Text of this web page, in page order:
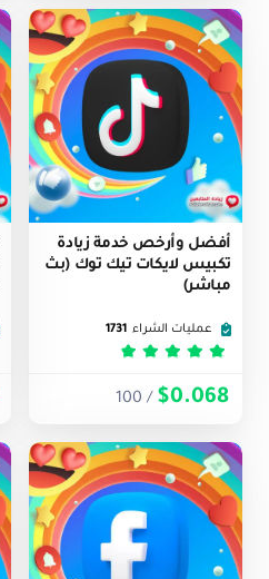
أفضل وأرخص خدمة زيادة
تكبيس لايكات تيك توك (بث
مباشر)
عمليات الشراء 1731
تم التقييم 5
$0.068
/ 100